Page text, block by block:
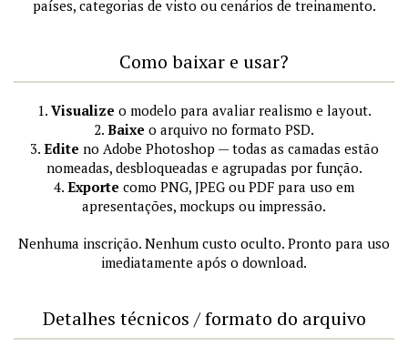
países, categorias de visto ou cenários de treinamento.
Como baixar e usar?
1. Visualize o modelo para avaliar realismo e layout.
2. Baixe o arquivo no formato PSD.
3. Edite no Adobe Photoshop — todas as camadas estão
nomeadas, desbloqueadas e agrupadas por função.
4. Exporte como PNG, JPEG ou PDF para uso em
apresentações, mockups ou impressão.
Nenhuma inscrição. Nenhum custo oculto. Pronto para uso
imediatamente após o download.
Detalhes técnicos / formato do arquivo